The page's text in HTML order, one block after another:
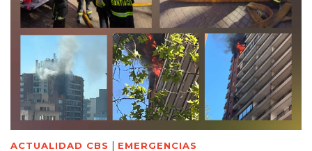
ACTUALIDAD CBS | EMERGENCIAS